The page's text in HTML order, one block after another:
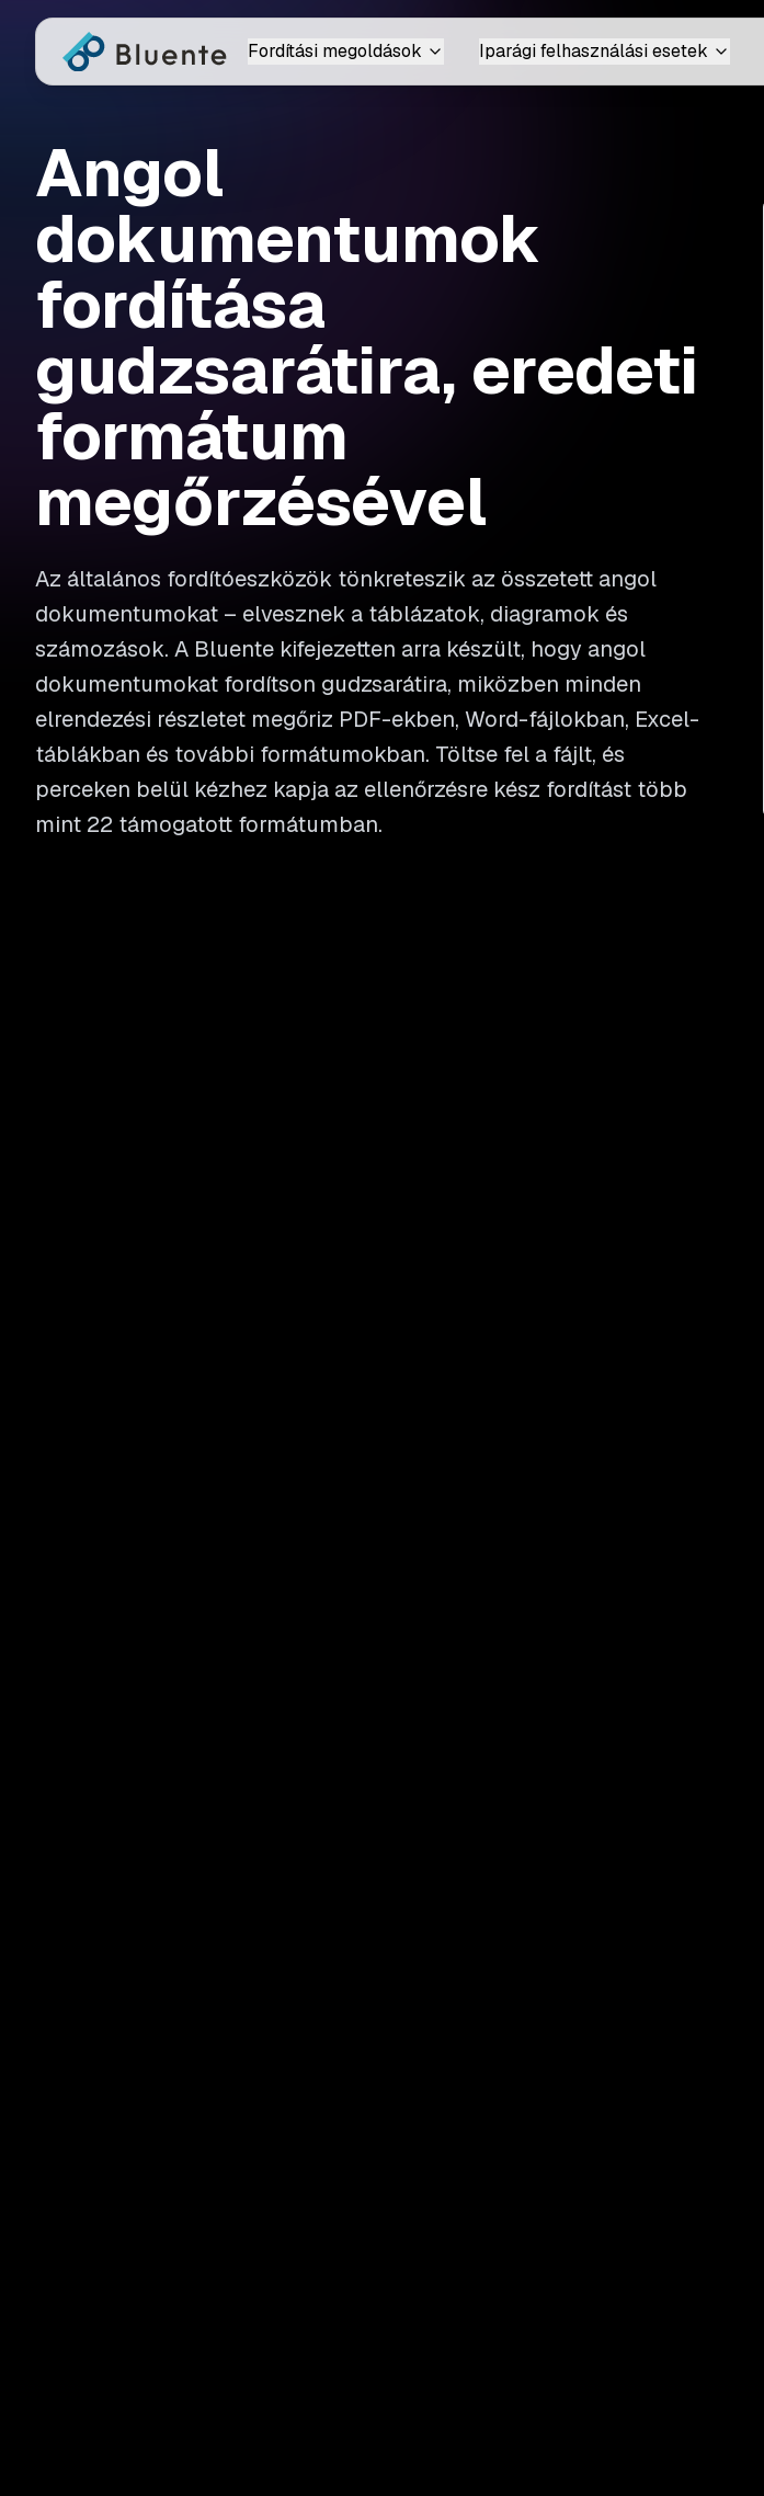
Fordítási megoldások Iparági felhasználási esetek
Angol
dokumentumok
fordítása
gudzsarátira, eredeti
formátum
megőrzésével
Az általános fordítóeszközök tönkreteszik az összetett angol
dokumentumokat – elvesznek a táblázatok, diagramok és
számozások. A Bluente kifejezetten arra készült, hogy angol
dokumentumokat fordítson gudzsarátira, miközben minden
elrendezési részletet megőriz PDF-ekben, Word-fájlokban, Excel-
táblákban és további formátumokban. Töltse fel a fájlt, és
perceken belül kézhez kapja az ellenőrzésre kész fordítást több
mint 22 támogatott formátumban.